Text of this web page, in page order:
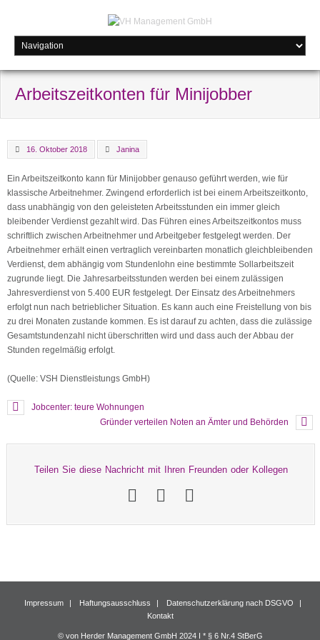
Arbeitszeitkonten für Minijobber
16. Oktober 2018 Janina
Ein Arbeitszeitkonto kann für Minijobber genauso geführt werden, wie für
klassische Arbeitnehmer. Zwingend erforderlich ist bei einem Arbeitszeitkonto,
dass unabhängig von den geleisteten Arbeitsstunden ein immer gleich
bleibender Verdienst gezahlt wird. Das Führen eines Arbeitszeitkontos muss
schriftlich zwischen Arbeitnehmer und Arbeitgeber festgelegt werden. Der
Arbeitnehmer erhält einen vertraglich vereinbarten monatlich gleichbleibenden
Verdienst, dem abhängig vom Stundenlohn eine bestimmte Sollarbeitszeit
zugrunde liegt. Die Jahresarbeitsstunden werden bei einem zulässigen
Jahresverdienst von 5.400 EUR festgelegt. Der Einsatz des Arbeitnehmers
erfolgt nun nach betrieblicher Situation. Es kann auch eine Freistellung von bis
zu drei Monaten zustande kommen. Es ist darauf zu achten, dass die zulässige
Gesamtstundenzahl nicht überschritten wird und dass auch der Abbau der
Stunden regelmäßig erfolgt.
(Quelle: VSH Dienstleistungs GmbH)
Jobcenter: teure Wohnungen
Gründer verteilen Noten an Ämter und Behörden
Teilen Sie diese Nachricht mit Ihren Freunden oder Kollegen
Impressum Haftungsausschluss
Datenschutzerklärung nach DSGVO
Kontakt
© von Herder Management GmbH 2024 I * § 6 Nr.4 StBerG